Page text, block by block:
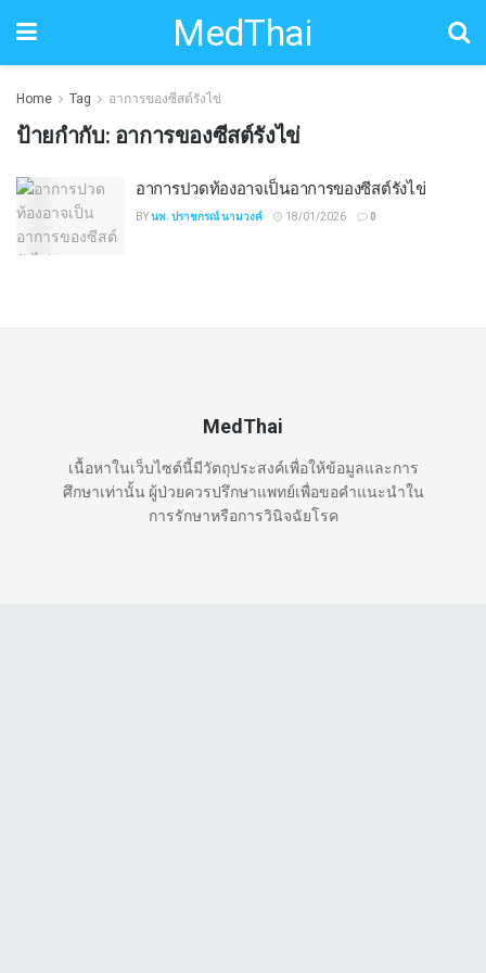
MedThai
Home Tag อาการของซีสต์รังไข่
ป้ายกำกับ: อาการของซีสต์รังไข่
อาการปวดท้องอาจเป็นอาการของซีสต์รังไข่
BYนพ. ปราชกรณ์ นามวงค์ 18/01/2026 0
MedThai
เนื้อหาในเว็บไซต์นี้มีวัตถุประสงค์เพื่อให้ข้อมูลและการ
ศึกษาเท่านั้น ผู้ป่วยควรปรึกษาแพทย์เพื่อขอคำแนะนำใน
การรักษาหรือการวินิจฉัยโรค